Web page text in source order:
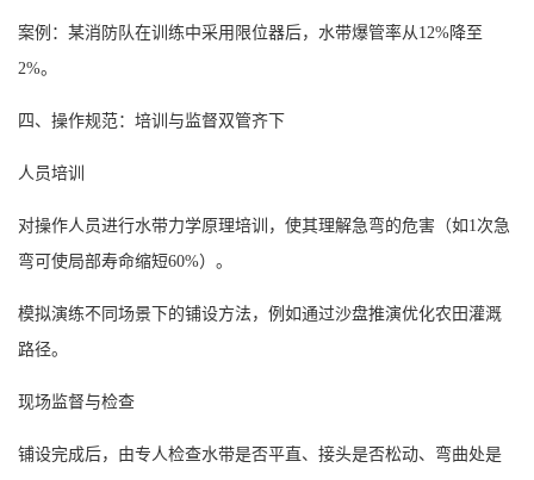
案例：某消防队在训练中采用限位器后，水带爆管率从12%降至
2%。
四、操作规范：培训与监督双管齐下
人员培训
对操作人员进行水带力学原理培训，使其理解急弯的危害（如 1次急
弯可使局部寿命缩短60%）。
模拟演练不同场景下的铺设方法，例如通过沙盘推演优化农田灌溉
路径。
现场监督与检查
铺设完成后，由专人检查水带是否平直、接头是否松动、弯曲处是